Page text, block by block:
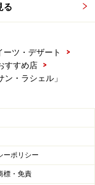
ケ・パリ・プラー
。フランス北部、
統領ご夫妻と縁が
コレートが華やか
る
ーツ・デザート
>
すすめ店
>
・ラシェル」
ーポリシー
標・免責